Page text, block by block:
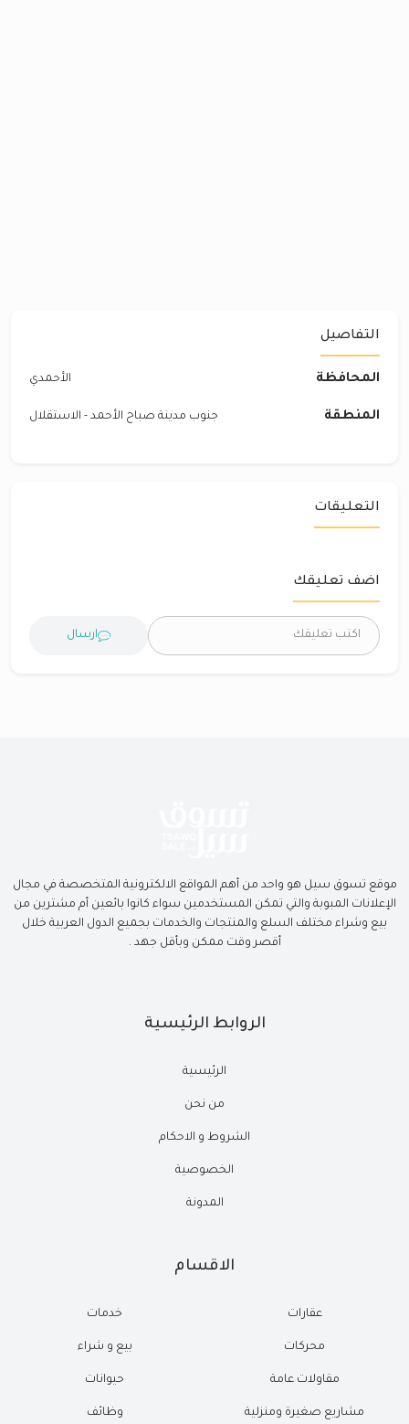
التفاصيل
المحافظة الأحمدي
المنطقة جنوب مدينة صباح الأحمد - الاستقلال
التعليقات
اضف تعليقك
ارسال
موقع تسوق سيل هو واحد من أهم المواقع الالكترونية المتخصصة في مجال
الإعلانات المبوبة والتي تمكن المستخدمين سواء كانوا بائعين أم مشترين من
بيع وشراء مختلف السلع والمنتجات والخدمات بجميع الدول العربية خلال
أقصر وقت ممكن وبأقل جهد .
الروابط الرئيسية
الرئيسية
من نحن
الشروط و الاحكام
الخصوصية
المدونة
الاقسام
عقارات
محركات
مقاولات عامة
مشاريع صغيرة ومنزلية
خدمات
بيع و شراء
حيوانات
وظائف